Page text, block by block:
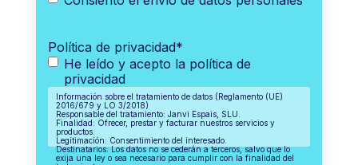
Política de privacidad*
He leído y acepto la política de
privacidad
Información sobre el tratamiento de datos (Reglamento (UE)
2016/679 y LO 3/2018)
Responsable del tratamiento: Janvi Espais, SLU.
Finalidad: Ofrecer, prestar y facturar nuestros servicios y
productos.
Legitimación: Consentimiento del interesado.
Destinatarios: Los datos no se cederán a terceros, salvo que lo
exija una ley o sea necesario para cumplir con la finalidad del